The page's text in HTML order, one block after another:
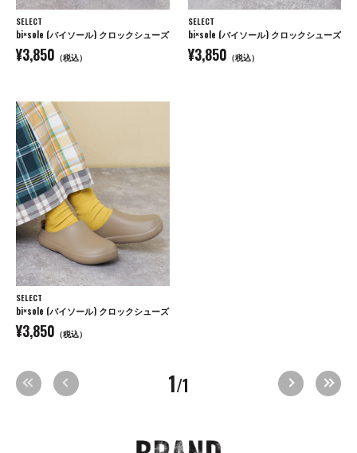
SELECT
bi×sole (バイソール) クロックシューズ
¥3,850 （税込）
SELECT
bi×sole (バイソール) クロックシューズ
¥3,850 （税込）
SELECT
bi×sole (バイソール) クロックシューズ
¥3,850 （税込）
1/1